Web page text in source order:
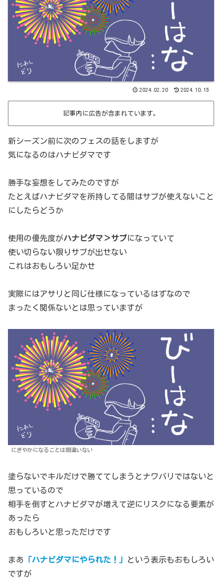
2024.02.20 2024.10.15
記事内に広告が含まれています。
新シーズン前に次のフェスの話をしますが
気になるのはハナビダマです
勝手な妄想をしてみたのですが
たとえばハナビダマを所持してる間はサブが使えないこと
にしたらどうか
使用の優先度がハナビダマ＞サブになっていて
使い切らない限りサブが出せない
これはおもしろい足かせ
実際にはアサリと同じ仕様になっているはずなので
まったく関係ないとは思っていますが
にぎやかになることは間違いない
塗らないでキルだけで勝ててしまうとナワバリではないと
思っているので
相手を倒すとハナビダマが増えて逆にリスクになる要素が
あったら
おもしろいと思っただけです
まあ 「ハナビダマにやられた！」
という表示もおもしろい
ですが